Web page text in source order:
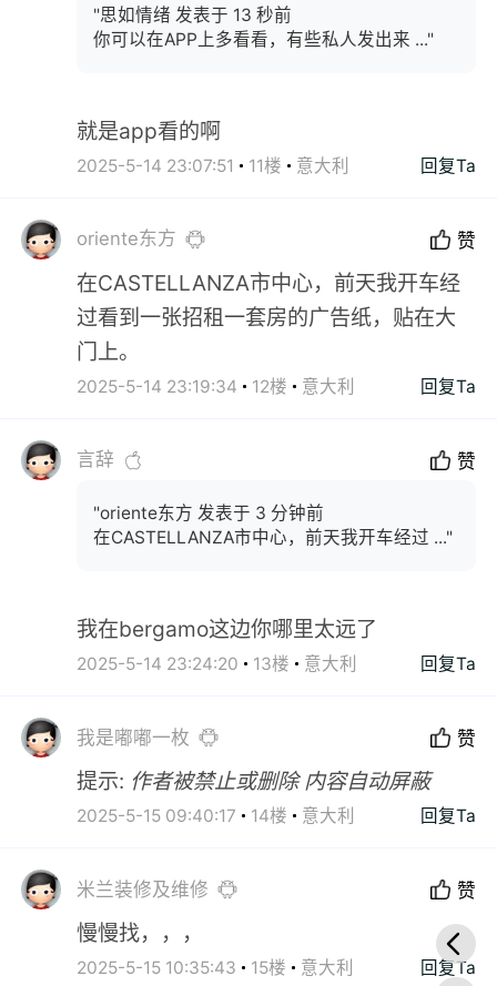
"思如情绪 发表于 13 秒前
你可以在APP上多看看，有些私人发出来 ..."
就是app看的啊
2025-5-14 23:07:51 11楼 意大利 回复Ta
oriente东方 赞
在CASTELLANZA市中心，前天我开车经
过看到一张招租一套房的广告纸，贴在大
门上。
2025-5-14 23:19:34 12楼 意大利 回复Ta
言辞 赞
"oriente东方 发表于 3 分钟前
在CASTELLANZA市中心，前天我开车经过 ..."
我在bergamo这边你哪里太远了
2025-5-14 23:24:20 13楼 意大利 回复Ta
我是嘟嘟一枚 赞
提示: 作者被禁止或删除 内容自动屏蔽
2025-5-15 09:40:17 14楼 意大利 回复Ta
米兰装修及维修 赞
慢慢找，，，
2025-5-15 10:35:43 15楼 意大利 回复Ta